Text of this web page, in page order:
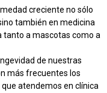
creciente no sólo
también en medicina
a mascotas como a
de nuestras
más frecuentes los
atendemos en clínica